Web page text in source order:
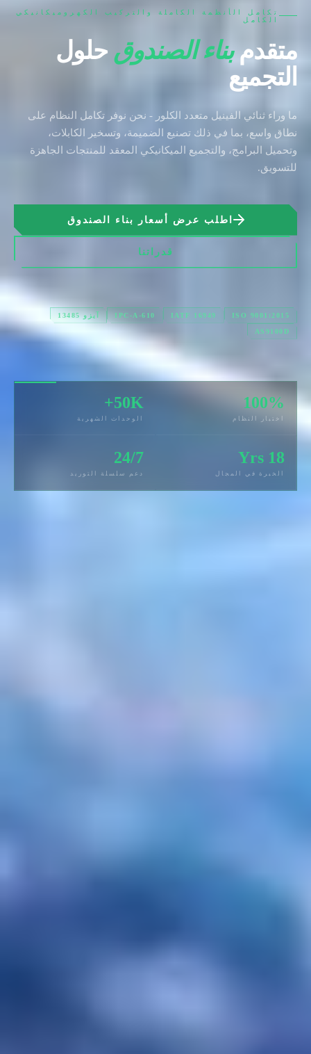
تكامل الأنظمة الكاملة والتركيب الكهروميكانيكي
الكامل
متقدمبناء الصندوق حلول
التجميع
ما وراء ثنائي الفينيل متعدد الكلور - نحن نوفر تكامل النظام على
نطاق واسع، بما في ذلك تصنيع الضميمة، وتسخير الكابلات،
وتحميل البرامج، والتجميع الميكانيكي المعقد للمنتجات الجاهزة
للتسويق.
اطلب عرض أسعار بناء الصندوق
قدراتنا
ISO 9001:2015
IATF 16949
IPC-A-610 آيزو 13485
AS9100D
100%
اختبار النظام
50K+
الوحدات الشهرية
18 Yrs
الخبرة في المجال
24/7
دعم سلسلة التوريد